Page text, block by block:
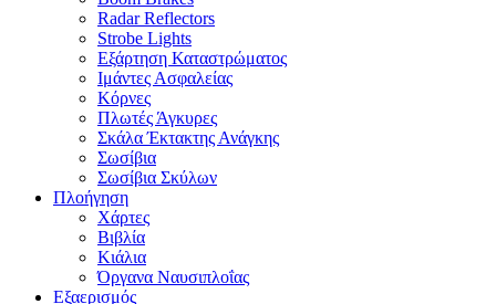
Radar Reflectors
Strobe Lights
Εξάρτηση Καταστρώματος
Ιμάντες Ασφαλείας
Κόρνες
Πλωτές Άγκυρες
Σκάλα Έκτακτης Ανάγκης
Σωσίβια
Σωσίβια Σκύλων
Πλοήγηση
Χάρτες
Βιβλία
Κιάλια
Όργανα Ναυσιπλοΐας
Εξαερισμός